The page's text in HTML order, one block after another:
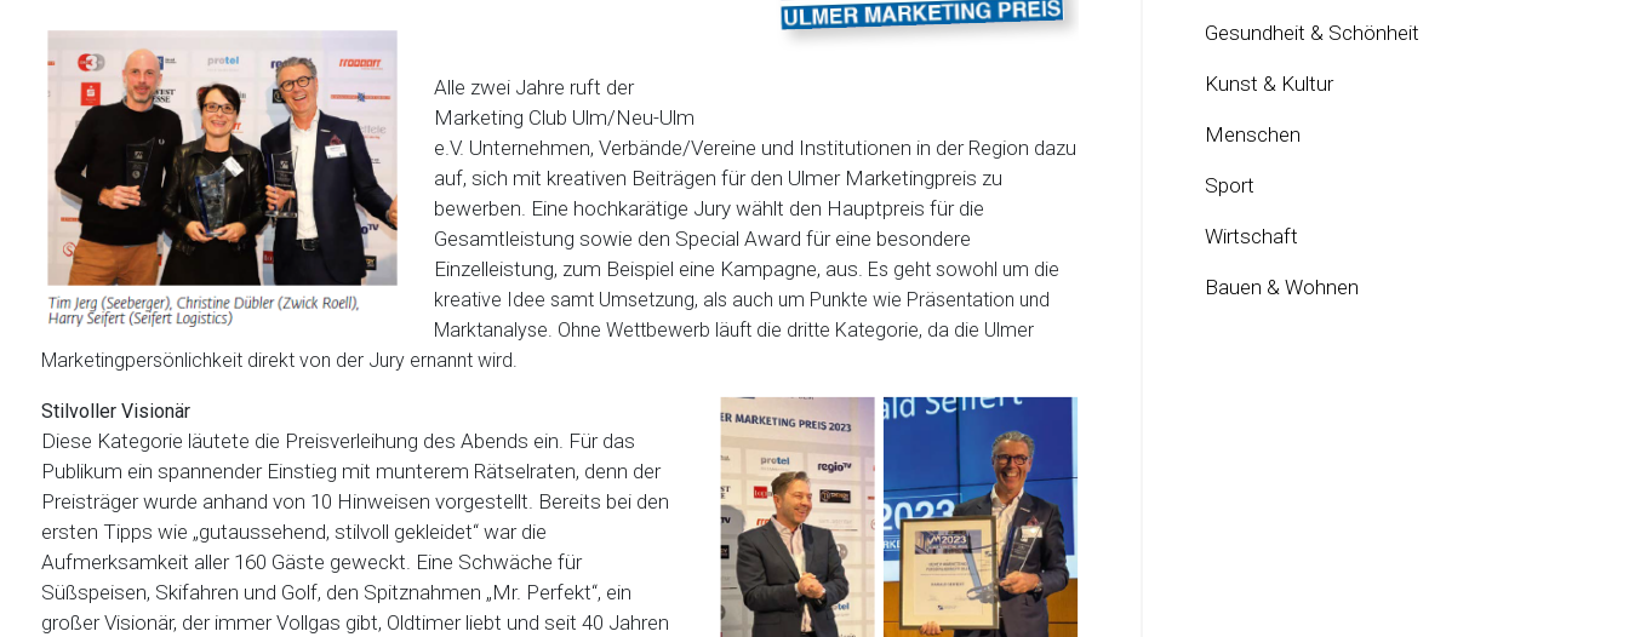
Alle zwei Jahre ruft der
Marketing Club Ulm/Neu-Ulm
e.V. Unternehmen, Verbände/Vereine und Institutionen in der Region dazu
auf, sich mit kreativen Beiträgen für den Ulmer Marketingpreis zu
bewerben. Eine hochkarätige Jury wählt den Hauptpreis für die
Gesamtleistung sowie den Special Award für eine besondere
Einzelleistung, zum Beispiel eine Kampagne, aus. Es geht sowohl um die
kreative Idee samt Umsetzung, als auch um Punkte wie Präsentation und
Marktanalyse. Ohne Wettbewerb läuft die dritte Kategorie, da die Ulmer
Marketingpersönlichkeit direkt von der Jury ernannt wird.
Stilvoller Visionär
Diese Kategorie läutete die Preisverleihung des Abends ein. Für das
Publikum ein spannender Einstieg mit munterem Rätselraten, denn der
Preisträger wurde anhand von 10 Hinweisen vorgestellt. Bereits bei den
ersten Tipps wie „gutaussehend, stilvoll gekleidet“ war die
Aufmerksamkeit aller 160 Gäste geweckt. Eine Schwäche für
Süßspeisen, Skifahren und Golf, den Spitznahmen „Mr. Perfekt“, ein
großer Visionär, der immer Vollgas gibt, Oldtimer liebt und seit 40 Jahren
Gesundheit & Schönheit
Kunst & Kultur
Menschen
Sport
Wirtschaft
Bauen & Wohnen